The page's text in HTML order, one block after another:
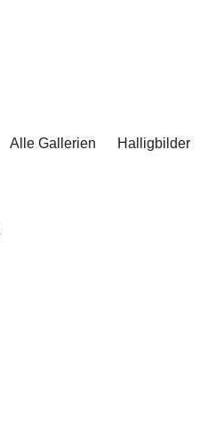
Alle Gallerien Halligbilder